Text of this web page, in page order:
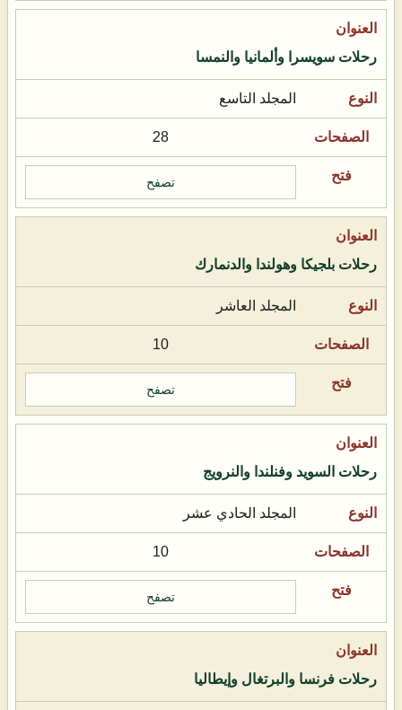
رحلات سويسرا وألمانيا والنمسا
المجلد التاسع
28
تصفح
رحلات بلجيكا وهولندا والدنمارك
المجلد العاشر
10
تصفح
رحلات السويد وفنلندا والنرويج
المجلد الحادي عشر
10
تصفح
رحلات فرنسا والبرتغال وإيطاليا